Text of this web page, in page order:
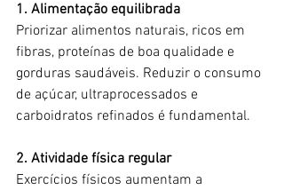
1. Alimentação equilibrada
Priorizar alimentos naturais, ricos em
fibras, proteínas de boa qualidade e
gorduras saudáveis. Reduzir o consumo
de açúcar, ultraprocessados e
carboidratos refinados é fundamental.
2. Atividade física regular
Exercícios físicos aumentam a